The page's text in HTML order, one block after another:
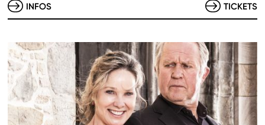
INFOS TICKETS